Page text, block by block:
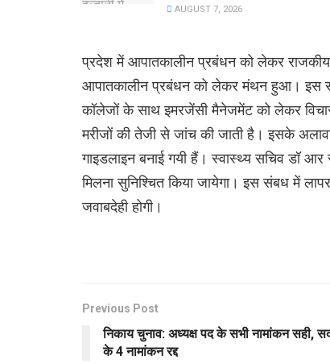
AUGUST 7, 2026
प्रदेश में आपातकालीन प्रबंधन को लेकर
आपातकालीन प्रबंधन को लेकर मंथन हुआ। इस
कॉलेजों के साथ इमरजेंसी मैनेजमेंट को लेकर
मरीजों की तेजी से जांच की जाती है। इसके
गाइडलाइन बनाई गयी हैं। स्वास्थ्य सचिव डॉ
मिलना सुनिश्चित किया जायेगा। इस संबध में
जवाबदेही होगी।
Previous Post
निकाय चुनाव: अध्यक्ष पद के सभी नामांकन सही,
के 4 नामांकन रद्द